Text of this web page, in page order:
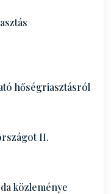
hőségriasztásról
II.
közleménye